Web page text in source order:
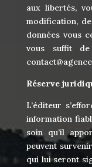
aux libertés,
modification,
données vous
vous suffit
Réserve
L’éditeur
information
soin qu’il
peuvent
qui lui seront